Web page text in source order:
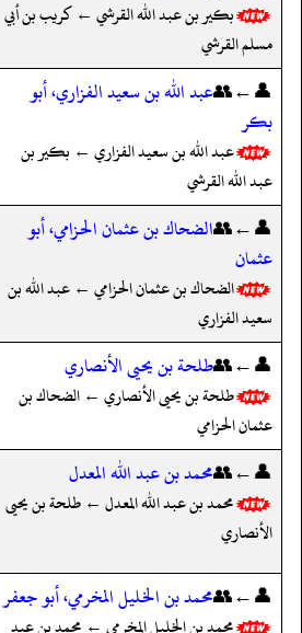
بكير بن عبد الله القرشي ← كريب بن أبي
مسلم القرشي
👤←👥عبد الله بن سعيد الفزاري، أبو
بكر
عبد الله بن سعيد الفزاري ← بكير بن
عبد الله القرشي
👤←👥الضحاك بن عثمان الحزامي، أبو
عثمان
الضحاك بن عثمان الحزامي ← عبد الله بن
سعيد الفزاري
👤←👥طلحة بن يحيى الأنصاري
طلحة بن يحيى الأنصاري ← الضحاك بن
عثمان الحزامي
👤←👥محمد بن عبد الله المعدل
محمد بن عبد الله المعدل ← طلحة بن يحيى
الأنصاري
👤←👥محمد بن الخليل المخرمي، أبو جعفر
محمد بن الخليل المخرمي ← محمد بن عبد